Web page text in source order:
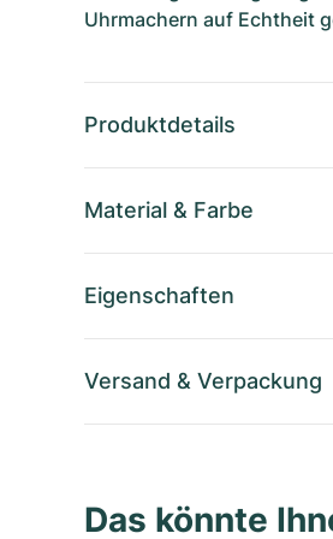
Uhrmachern auf Echtheit
Produktdetails
Material & Farbe
Eigenschaften
Versand & Verpackung
Das könnte